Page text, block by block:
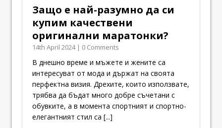
Защо е най-разумно да си
купим качествени
оригинални маратонки?
14th April 2024 | 0 Comments
В днешно време и мъжете и жените са
интересуват от мода и държат на своята
перфектна визия. Дрехите, които използвате,
трябва да бъдат много добре съчетани с
обувките, а в момента спортният и спортно-
елегантният стил са [...]